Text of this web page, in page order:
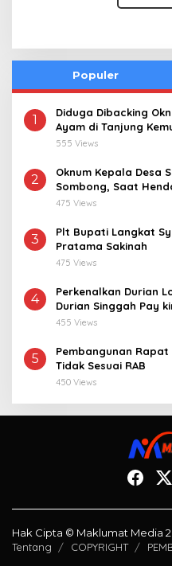
Populer
1
Diduga Dibacking
Ayam di Tanjung
555 Views
2
Oknum Kepala Desa
Sombong, Saat
Desa 2021-2024
475 Views
3
Plt Bupati Langkat
Pratama Sakinah
475 Views
4
Perkenalkan Durian
Durian Singgah Pay
455 Views
5
Pembangunan Rapat
Tidak Sesuai RAB
450 Views
Hak Cipta © Maklumat Media
Tentang
COPYRIGHT